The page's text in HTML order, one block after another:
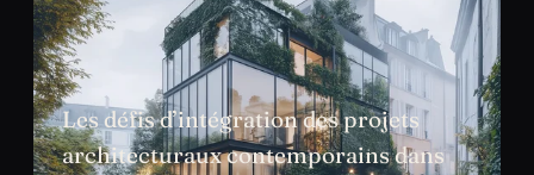
Les défis d’intégration des projets
architecturaux contemporains dans